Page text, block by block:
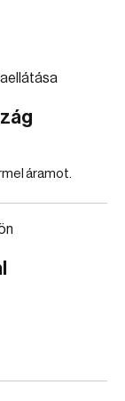
áramot.